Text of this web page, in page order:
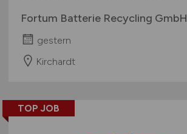
Fortum Batterie Recycling GmbH
gestern
Kirchardt
TOP JOB